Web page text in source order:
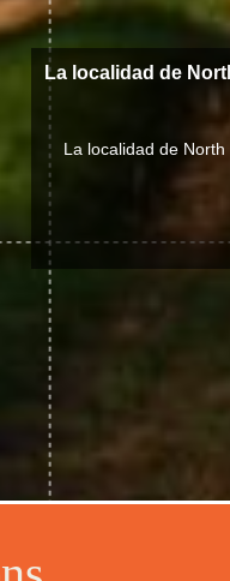
La localidad de
La localidad de